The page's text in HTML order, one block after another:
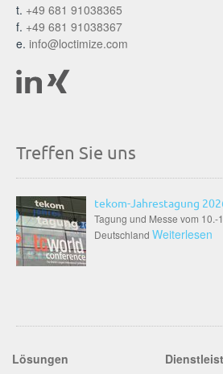
t. +49 681 91038365
f. +49 681 91038367
e. info@loctimize.com
Treffen Sie uns
tekom-Jahrestagung
Tagung und Messe vom 10.-
Deutschland Weiterlesen
Lösungen